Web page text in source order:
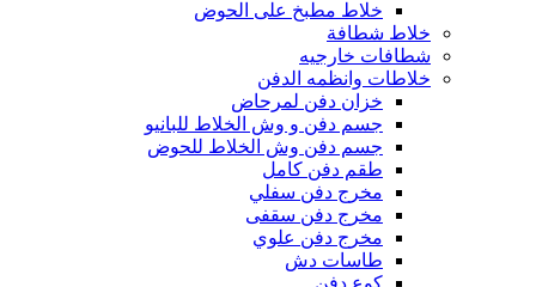
خلاط مطبخ على الحوض
خلاط شطافة
شطافات خارجيه
خلاطات وانظمه الدفن
خزان دفن لمرحاض
جسم دفن و وش الخلاط للبانيو
جسم دفن وش الخلاط للحوض
طقم دفن كامل
مخرج دفن سفلي
مخرج دفن سقفى
مخرج دفن علوي
طاسات دش
كوع دفن